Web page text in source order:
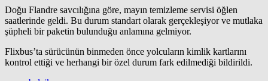
Doğu Flandre savcılığına göre, mayın temizleme servisi öğlen
saatlerinde geldi. Bu durum standart olarak gerçekleşiyor ve mutlaka
şüpheli bir paketin bulunduğu anlamına gelmiyor.
Flixbus’ta sürücünün binmeden önce yolcuların kimlik kartlarını
kontrol ettiği ve herhangi bir özel durum fark edilmediği bildirildi.